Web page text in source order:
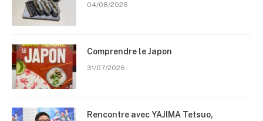
04/08/2026
Comprendre le Japon
31/07/2026
Rencontre avec YAJIMA Tetsuo,